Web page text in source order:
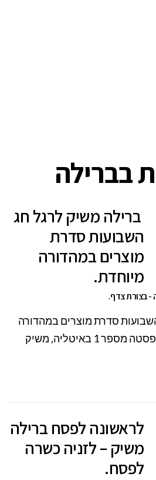
בברילה
ברילה משיק לרגל חג
השבועות סדרת
מוצרים במהדורה
מיוחדת.
- בצורת צדף.
סדרת מוצרים במהדורה
מיוחדת. ברילה, מותג הפסטה מספר 1 באיטליה, משיק
לראשונה לפסח ברילה
משיק – לזניה כשרה
לפסח.